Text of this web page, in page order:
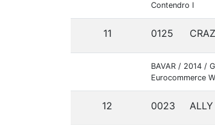
Contendro I
11 0125
BAVAR / 2014 /
Eurocommerce
12 0023